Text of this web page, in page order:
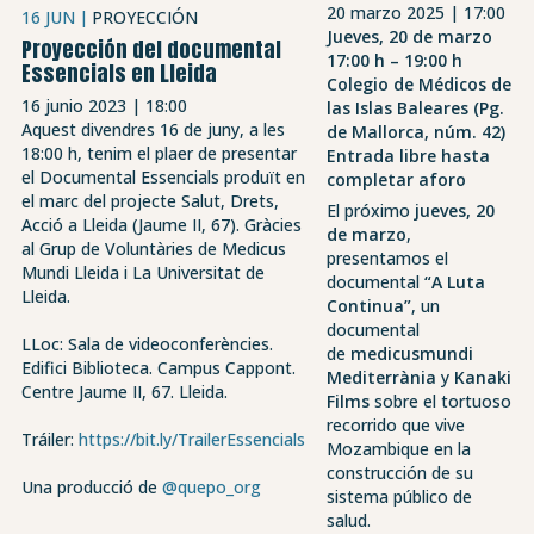
16 JUN PROYECCIÓN
Proyección del documental
Essencials en Lleida
16 junio 2023 | 18:00
Aquest divendres 16 de juny, a les
18:00 h, tenim el plaer de presentar
el Documental Essencials produït en
el marc del projecte Salut, Drets,
Acció a Lleida (Jaume II, 67). Gràcies
al Grup de Voluntàries de Medicus
Mundi Lleida i La Universitat de
Lleida.
LLoc: Sala de videoconferències.
Edifici Biblioteca. Campus Cappont.
Centre Jaume II, 67. Lleida.
Tráiler: https://bit.ly/TrailerEssencials
Una producció de @quepo_org
20 marzo 2025 | 17:00
Jueves, 20 de marzo
17:00 h – 19:00 h
Colegio de Médicos de
las Islas Baleares (Pg.
de Mallorca, núm. 42)
Entrada libre hasta
completar aforo
El próximo jueves, 20
de marzo,
presentamos el
documental “A Luta
Continua”, un
documental
de medicusmundi
Mediterrània y Kanaki
Films sobre el tortuoso
recorrido que vive
Mozambique en la
construcción de su
sistema público de
salud.